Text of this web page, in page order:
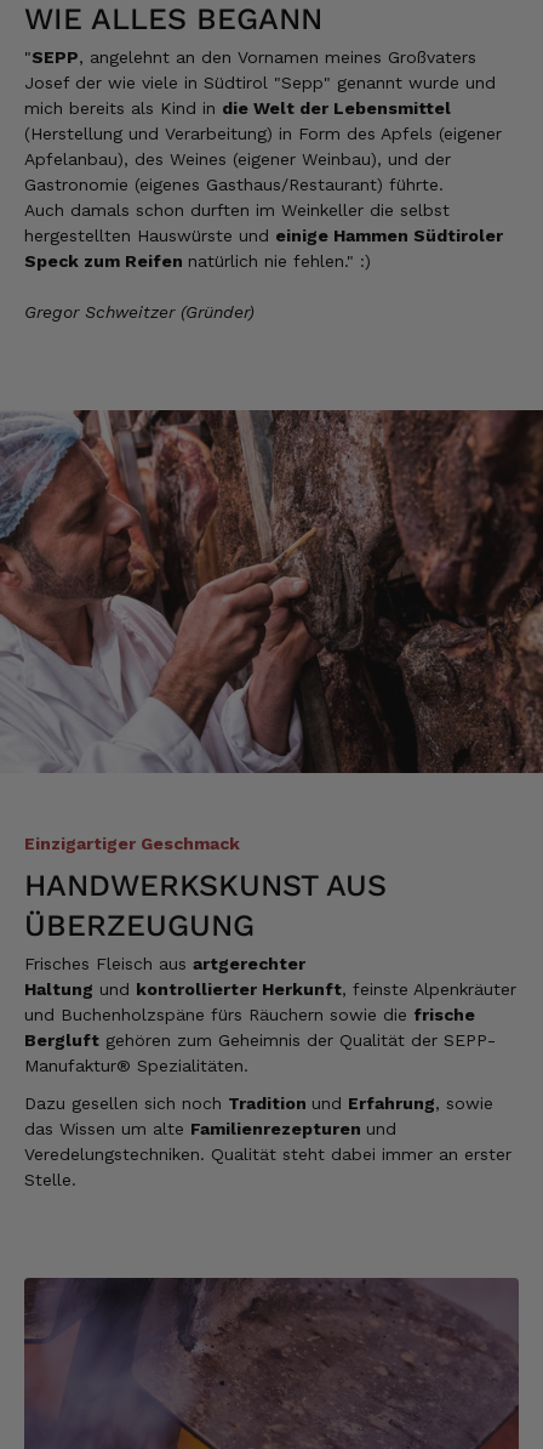
WIE ALLES BEGANN
"SEPP, angelehnt an den Vornamen meines Großvaters
Josef der wie viele in Südtirol "Sepp" genannt wurde und
mich bereits als Kind in die Welt der Lebensmittel
(Herstellung und Verarbeitung) in Form des Apfels (eigener
Apfelanbau), des Weines (eigener Weinbau), und der
Gastronomie (eigenes Gasthaus/Restaurant) führte.
Auch damals schon durften im Weinkeller die selbst
hergestellten Hauswürste und einige Hammen Südtiroler
Speck zum Reifen natürlich nie fehlen." :)
Gregor Schweitzer (Gründer)
Einzigartiger Geschmack
HANDWERKSKUNST AUS
ÜBERZEUGUNG
Frisches Fleisch aus artgerechter
Haltung und kontrollierter Herkunft, feinste Alpenkräuter
und Buchenholzspäne fürs Räuchern sowie die frische
Bergluft gehören zum Geheimnis der Qualität der SEPP-
Manufaktur® Spezialitäten.
Dazu gesellen sich noch Tradition und Erfahrung, sowie
das Wissen um alte Familienrezepturen und
Veredelungstechniken. Qualität steht dabei immer an erster
Stelle.